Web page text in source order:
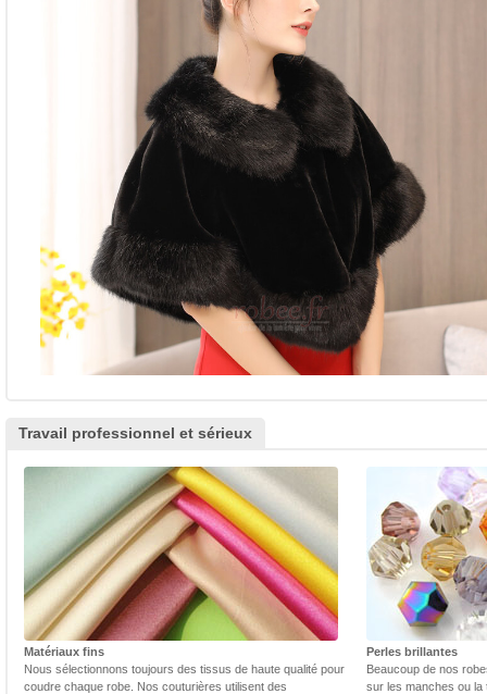
Travail professionnel et sérieux
Matériaux fins
Nous sélectionnons toujours des tissus de haute qualité pour
coudre chaque robe. Nos couturières utilisent des
Perles brillantes
Beaucoup de nos
sur les manches ou la